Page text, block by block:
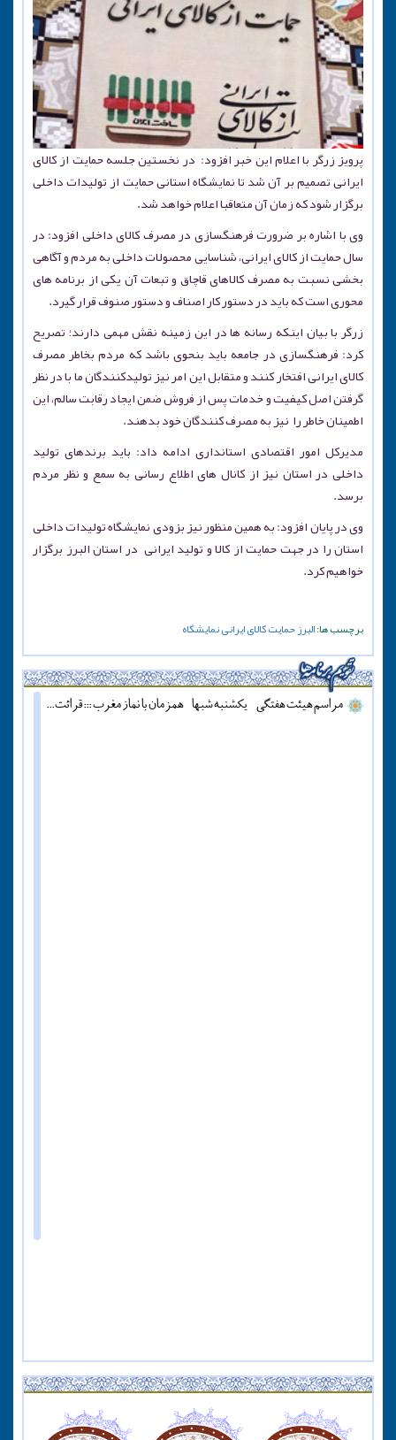
پرویز زرگر با اعلام این خبر افزود: در نخستین جلسه حمایت از کالای
ایرانی تصمیم بر آن شد تا نمایشگاه استانی حمایت از تولیدات داخلی
برگزار شود که زمان آن متعاقبا اعلام خواهد شد.
وی با اشاره بر ضرورت فرهنگسازی در مصرف کالای داخلی افزود: در
سال حمایت از کالای ایرانی، شناسایی محصولات داخلی به مردم و آگاهی
بخشی نسبت به مصرف کالاهای قاچاق و تبعات آن یکی از برنامه های
محوری است که باید در دستور کار اصناف و دستور صنوف قرار گیرد.
زرگر با بیان اینکه رسانه ها در این زمینه نقش مهمی دارند؛ تصریح
کرد: فرهنگسازی در جامعه باید بنحوی باشد که مردم بخاطر مصرف
کالای ایرانی افتخار کنند و متقابل این امر نیز تولیدکنندگان ما با در نظر
گرفتن اصل کیفیت و خدمات پس از فروش ضمن ایجاد رقابت سالم، این
اطمینان خاطر را نیز به مصرف کنندگان خود بدهند.
مدیرکل امور اقتصادی استانداری ادامه داد: باید برندهای تولید
داخلی در استان نیز از کانال های اطلاع رسانی به سمع و نظر مردم
برسد.
وی در پایان افزود: به همین منظور نیز بزودی نمایشگاه تولیدات داخلی
استان را در جهت حمایت از کالا و تولید ایرانی در استان البرز برگزار
خواهیم کرد.
برچسب ها:البرز حمایتکالای ایرانینمایشگاه
مراسم هیئت هفتگی - یکشنبه شبها - همزمان با نماز مغرب ::: قرائت دعای آل یاسین - پنج شنبه ها قبل از اذان مغرب ::: همه روزه نماز جماعت مغرب و عشاء برگزار میشود